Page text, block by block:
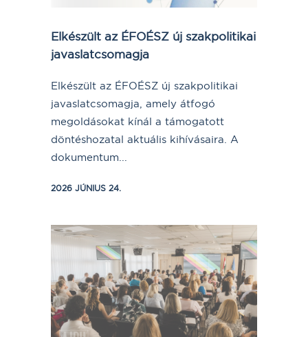
Elkészült az ÉFOÉSZ új szakpolitikai
javaslatcsomagja
Elkészült az ÉFOÉSZ új szakpolitikai
javaslatcsomagja, amely átfogó
megoldásokat kínál a támogatott
döntéshozatal aktuális kihívásaira. A
dokumentum...
2026 JÚNIUS 24.